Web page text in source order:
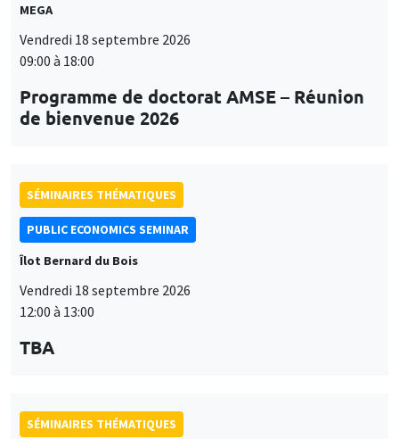
MEGA
Vendredi 18 septembre 2026
09:00 à 18:00
Programme de doctorat AMSE – Réunion
de bienvenue 2026
SÉMINAIRES THÉMATIQUES
PUBLIC ECONOMICS SEMINAR
Îlot Bernard du Bois
Vendredi 18 septembre 2026
12:00 à 13:00
TBA
SÉMINAIRES THÉMATIQUES